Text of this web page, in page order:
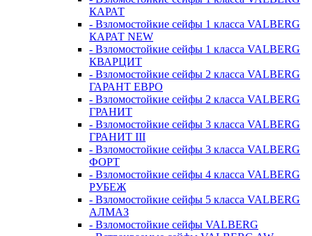
КАРАТ
- Взломостойкие сейфы 1 класса VALBERG
КАРАТ NEW
- Взломостойкие сейфы 1 класса VALBERG
КВАРЦИТ
- Взломостойкие сейфы 2 класса VALBERG
ГАРАНТ ЕВРО
- Взломостойкие сейфы 2 класса VALBERG
ГРАНИТ
- Взломостойкие сейфы 3 класса VALBERG
ГРАНИТ III
- Взломостойкие сейфы 3 класса VALBERG
ФОРТ
- Взломостойкие сейфы 4 класса VALBERG
РУБЕЖ
- Взломостойкие сейфы 5 класса VALBERG
АЛМАЗ
- Взломостойкие сейфы VALBERG